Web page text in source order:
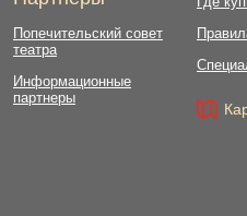
Попечительский совет
театра
Информационные
партнеры